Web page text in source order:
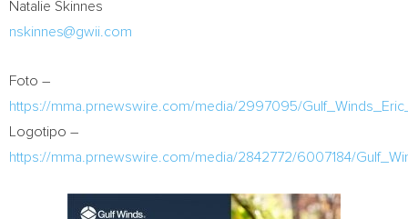
Natalie Skinnes
nskinnes@gwii.com
Foto –
https://mma.prnewswire.com/media/2997095/
Logotipo –
https://mma.prnewswire.com/media/2842772/6007184/